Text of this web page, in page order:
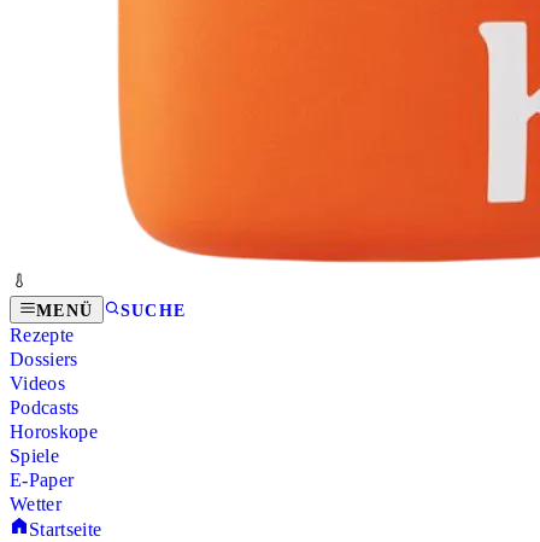
MENÜ SUCHE
Rezepte
Dossiers
Videos
Podcasts
Horoskope
Spiele
E-Paper
Wetter
Startseite